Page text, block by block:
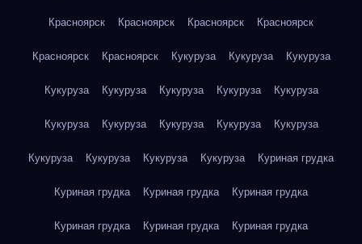
Красноярск Красноярск Красноярск Красноярск
Красноярск Красноярск Кукуруза Кукуруза Кукуруза
Кукуруза Кукуруза Кукуруза Кукуруза Кукуруза
Кукуруза Кукуруза Кукуруза Кукуруза Кукуруза
Кукуруза Кукуруза Кукуруза Кукуруза Куриная грудка
Куриная грудка Куриная грудка Куриная грудка
Куриная грудка Куриная грудка Куриная грудка